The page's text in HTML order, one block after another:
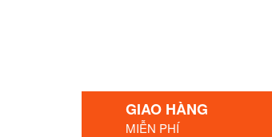
GIAO HÀNG
MIỄN PHÍ